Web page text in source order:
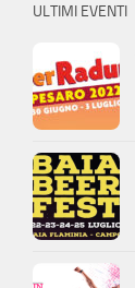
ULTIMI EVENTI